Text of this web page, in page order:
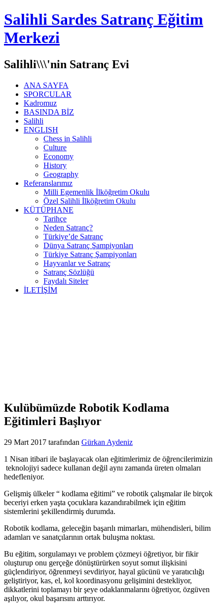
Salihli Sardes Satranç Eğitim
Merkezi
Salihli\\\'nin Satranç Evi
ANA SAYFA
SPORCULAR
Kadromuz
BASINDA BİZ
Salihli
ENGLISH
Chess in Salihli
Culture
Economy
History
Geography
Referanslarımız
Milli Egemenlik İlköğretim Okulu
Özel Salihli İlköğretim Okulu
KÜTÜPHANE
Tarihçe
Neden Satranç?
Türkiye’de Satranç
Dünya Satranç Şampiyonları
Türkiye Satranç Şampiyonları
Hayvanlar ve Satranç
Satranç Sözlüğü
Faydalı Siteler
İLETİŞİM
Kulübümüzde Robotik Kodlama
Eğitimleri Başlıyor
29 Mart 2017 tarafından Gürkan Aydeniz
1 Nisan itibari ile başlayacak olan eğitimlerimiz de öğrencilerimizin
teknolojiyi sadece kullanan değil aynı zamanda üreten olmaları
hedefleniyor.
Gelişmiş ülkeler “ kodlama eğitimi” ve robotik çalışmalar ile birçok
beceriyi erken yaşta çocuklara kazandırabilmek için eğitim
sistemlerini şekillendirmiş durumda.
Robotik kodlama, geleceğin başarılı mimarları, mühendisleri, bilim
adamları ve sanatçılarının ortak buluşma noktası.
Bu eğitim, sorgulamayı ve problem çözmeyi öğretiyor, bir fikir
oluşturup onu gerçeğe dönüştürürken soyut somut ilişkisini
güçlendiriyor, öğrenmeyi sevdiriyor, hayal gücünü ve yaratıcılığı
geliştiriyor, kas, el, kol koordinasyonu gelişimini destekliyor,
dikkatlerini toplamayı bir şeye odaklanmalarını öğretiyor, özgüven
aşılıyor, okul başarısını arttırıyor.